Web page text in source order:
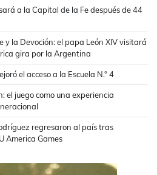
a la Capital de la Fe después de 44
y la Devoción: el papa León XIV visitará
gira por la Argentina
el acceso a la Escuela N.° 4
el juego como una experiencia
regresaron al país tras
America Games